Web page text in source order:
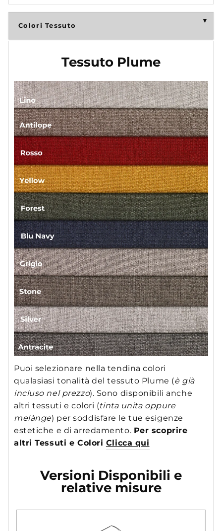
Colori Tessuto
Tessuto Plume
Puoi selezionare nella tendina colori
qualasiasi tonalità del tessuto Plume (è già
incluso nel prezzo). Sono disponibili anche
altri tessuti e colori (tinta unita oppure
melànge) per soddisfare le tue esigenze
estetiche e di arredamento. Per scoprire
altri Tessuti e Colori Clicca qui
Versioni Disponibili e
relative misure